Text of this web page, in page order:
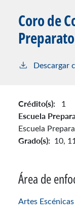
Coro de
Descargar
Crédito(s): 1
Escuela
Escuela
Grado(s): 10,
Área de
Artes Escénicas